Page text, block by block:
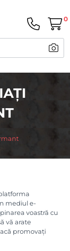
0
mediul e-
voastră cu
vă arate
promovați